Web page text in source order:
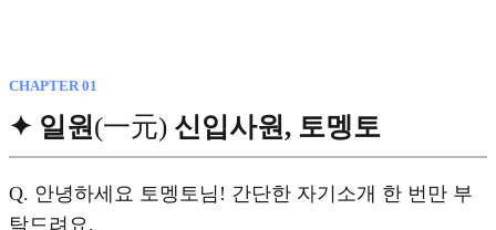
CHAPTER 01
✦ 일원 (一元) 신입사원, 토멩토
Q. 안녕하세요 토멩토님! 간단한 자기소개 한 번만 부
탁드려요.